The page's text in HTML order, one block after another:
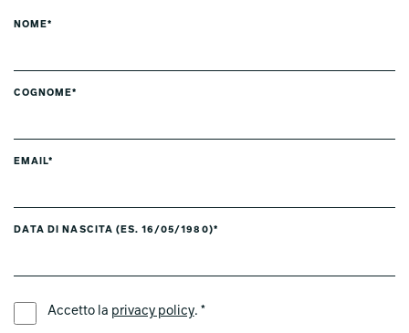
NOME*
COGNOME*
EMAIL*
DATA DI NASCITA (ES. 16/05/1980)*
Accetto la privacy policy. *